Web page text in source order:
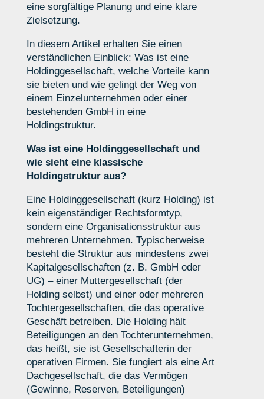
eine sorgfältige Planung und eine klare
Zielsetzung.
In diesem Artikel erhalten Sie einen
verständlichen Einblick: Was ist eine
Holdinggesellschaft, welche Vorteile kann
sie bieten und wie gelingt der Weg von
einem Einzelunternehmen oder einer
bestehenden GmbH in eine
Holdingstruktur.
Was ist eine Holdinggesellschaft und
wie sieht eine klassische
Holdingstruktur aus?
Eine Holdinggesellschaft (kurz Holding) ist
kein eigenständiger Rechtsformtyp,
sondern eine Organisationsstruktur aus
mehreren Unternehmen. Typischerweise
besteht die Struktur aus mindestens zwei
Kapitalgesellschaften (z. B. GmbH oder
UG) – einer Muttergesellschaft (der
Holding selbst) und einer oder mehreren
Tochtergesellschaften, die das operative
Geschäft betreiben. Die Holding hält
Beteiligungen an den Tochterunternehmen,
das heißt, sie ist Gesellschafterin der
operativen Firmen. Sie fungiert als eine Art
Dachgesellschaft, die das Vermögen
(Gewinne, Reserven, Beteiligungen)